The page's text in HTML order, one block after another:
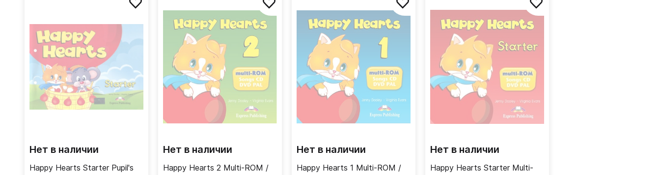
Нет в наличии
Happy Hearts Starter Pupil's
Нет в наличии
Happy Hearts 2 Multi-ROM /
Нет в наличии
Happy Hearts 1 Multi-ROM /
Нет в наличии
Happy Hearts Starter Multi-